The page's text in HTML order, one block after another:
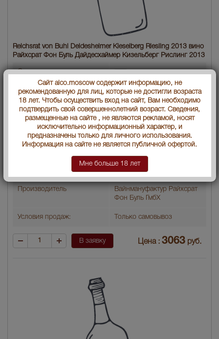
Reichsrat von Buhl Deidesheimer Kieselberg Riesling 2013 вино
Райхсрат Фон Буль Дайдесхаймер Кизельберг Рислинг 2013
Страна производства Германия
Объем бутылки 0.75 л
Градус 13.5
2013
Производитель
Вайнмануфактур Райхсрат
Фон Буль ГмбХ
Условия продаж: Только самовывоз
В заявку Цена : 3063 руб.
Сайт alco.moscow содержит информацию, не
рекомендованную для лиц, которые не достигли возраста
18 лет. Чтобы осуществить вход на сайт, Вам необходимо
подтвердить свой совершеннолетний возраст. Сведения,
размещенные на сайте , не являются рекламой, носят
исключительно информационный характер, и
предназначены только для личного использования.
Информация на сайте не является публичной офертой.
Мне больше 18 лет